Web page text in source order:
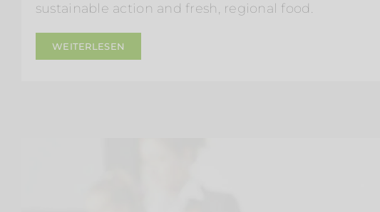
sustainable action and fresh, regional food.
WEITERLESEN